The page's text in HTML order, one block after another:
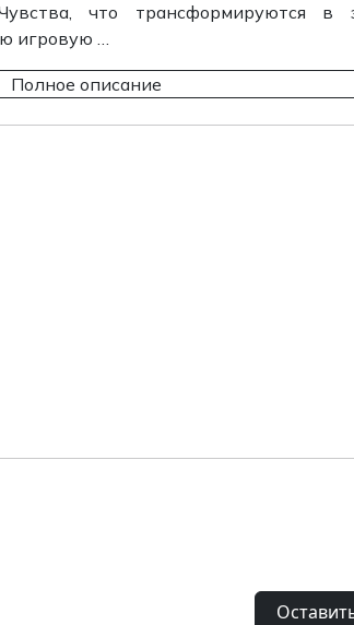
что трансформируются в
игровую …
Полное описание